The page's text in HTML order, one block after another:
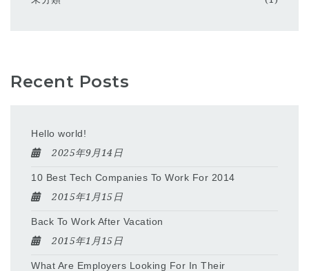
Recent Posts
Hello world!
2025年9月14日
10 Best Tech Companies To Work For 2014
2015年1月15日
Back To Work After Vacation
2015年1月15日
What Are Employers Looking For In Their